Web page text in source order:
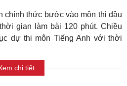
chính thức bước vào môn thi đầu
gian làm bài 120 phút. Chiều
dự thi môn Tiếng Anh với thời
chi tiết